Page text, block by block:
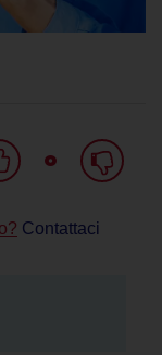
o
Contattaci